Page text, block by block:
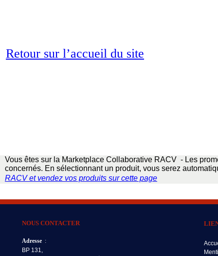
Retour sur l’accueil du site
Vous êtes sur la Marketplace Collaborative RACV - Les
concernés. En sélectionnant un produit, vous serez
RACVet vendez vos produits sur cette page
NOUS CONTACTER
Adresse :
BP 131,